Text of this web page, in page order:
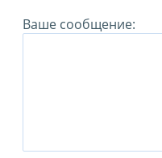
Ваше сообщение: